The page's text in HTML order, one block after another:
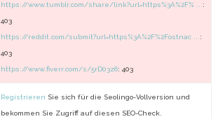
https://www.tumblr.com/share/link?url=https%3A%2F% ... :
403
https://reddit.com/submit?url=https%3A%2F%2Fostnac ... :
403
https://www.fiverr.com/s/5rD03z6: 403
Registrieren Sie sich für die Seolingo-Vollversion und
bekommen Sie Zugriff auf diesen SEO-Check.